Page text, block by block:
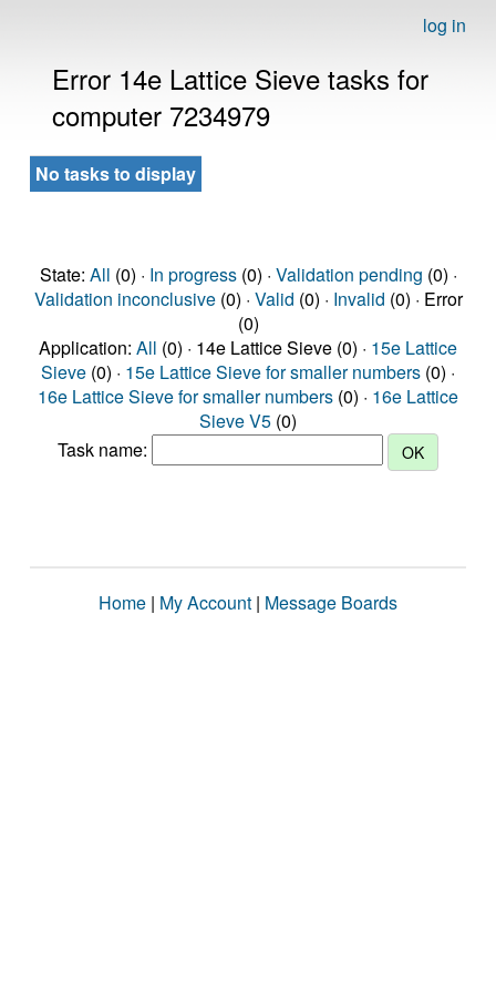
log in
Error 14e Lattice Sieve tasks for
computer 7234979
No tasks to display
State: All (0) · In progress(0) · Validation pending (0) ·
Validation inconclusive(0) · Valid (0) · Invalid (0) · Error
(0)
Application: All (0) · 14e Lattice Sieve (0) · 15e Lattice
Sieve (0) · 15e Lattice Sieve for smaller numbers (0) ·
16e Lattice Sieve for smaller numbers (0) · 16e Lattice
Sieve V5 (0)
Task name:
Home | My Account | Message Boards